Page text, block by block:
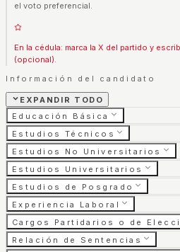
el voto preferencial.
En la cédula: marca la X del partido y
(opcional).
Información del candidato
EXPANDIR TODO
Educación Básica
Estudios Técnicos
Estudios No Universitarios
Estudios Universitarios
Estudios de Posgrado
Experiencia Laboral
Cargos Partidarios o de
Relación de Sentencias